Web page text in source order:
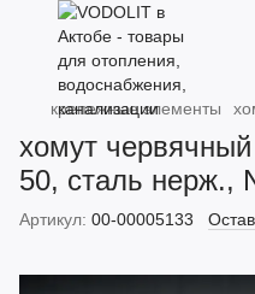
крепежные элементы
хомут червячный
50, сталь нерж.,
Артикул: 00-00005133